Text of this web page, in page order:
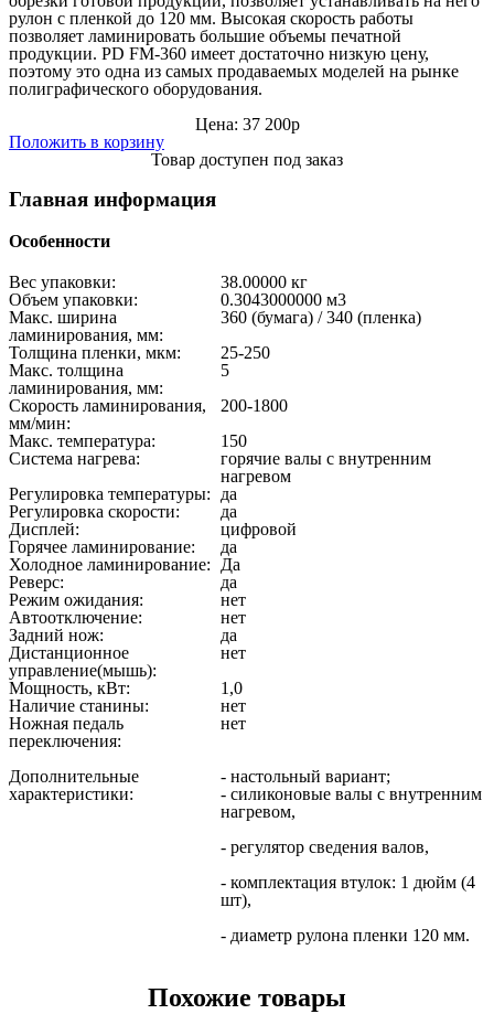
рулон с пленкой до 120 мм. Высокая скорость работы
позволяет ламинировать большие объемы печатной
продукции. PD FM-360 имеет достаточно низкую цену,
поэтому это одна из самых продаваемых моделей на рынке
полиграфического оборудования.
Цена: 37 200р
Положить в корзину
Товар доступен под заказ
Главная информация
Особенности
Вес упаковки:
38.00000 кг
Объем упаковки:
0.3043000000 м3
Макс. ширина
ламинирования, мм:
360 (бумага) / 340 (пленка)
Толщина пленки, мкм:
25-250
Макс. толщина
ламинирования, мм:
5
Скорость ламинирования,
мм/мин:
200-1800
Макс. температура:
150
Система нагрева:
горячие валы с внутренним
нагревом
Регулировка температуры:
да
Регулировка скорости:
да
Дисплей:
цифровой
Горячее ламинирование:
да
Холодное ламинирование:
Да
Реверс:
да
Режим ожидания:
нет
Автоотключение:
нет
Задний нож:
да
Дистанционное
управление(мышь):
нет
Мощность, кВт:
1,0
Наличие станины:
нет
Ножная педаль
переключения:
нет
Дополнительные
характеристики:
- настольный вариант;
- силиконовые валы с внутренним
нагревом,
- регулятор сведения валов,
- комплектация втулок: 1 дюйм (4
шт),
- диаметр рулона пленки 120 мм.
Похожие товары